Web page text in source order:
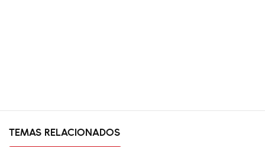
TEMAS RELACIONADOS